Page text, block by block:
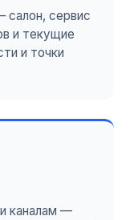
салон, сервис
и текущие
и точки
каналам —